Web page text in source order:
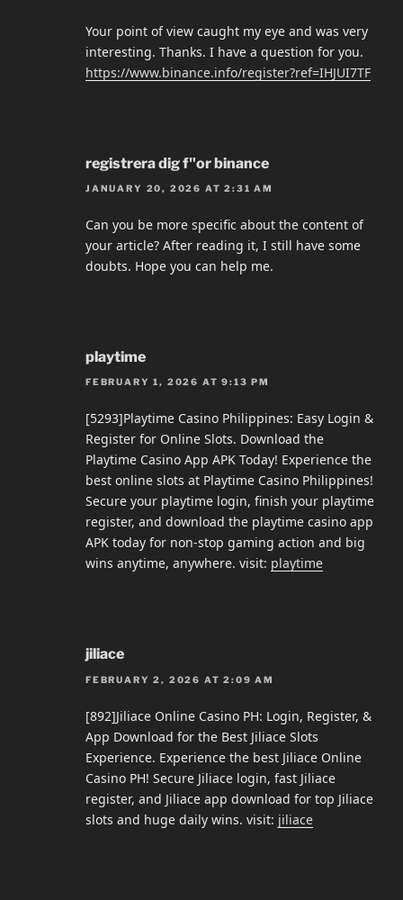
Your point of view caught my eye and was very
interesting. Thanks. I have a question for you.
https://www.binance.info/register?ref=IHJUI7TF
registrera dig f"or binance
JANUARY 20, 2026 AT 2:31 AM
Can you be more specific about the content of
your article? After reading it, I still have some
doubts. Hope you can help me.
playtime
FEBRUARY 1, 2026 AT 9:13 PM
[5293]Playtime Casino Philippines: Easy Login &
Register for Online Slots. Download the
Playtime Casino App APK Today! Experience the
best online slots at Playtime Casino Philippines!
Secure your playtime login, finish your playtime
register, and download the playtime casino app
APK today for non-stop gaming action and big
wins anytime, anywhere. visit: playtime
jiliace
FEBRUARY 2, 2026 AT 2:09 AM
[892]Jiliace Online Casino PH: Login, Register, &
App Download for the Best Jiliace Slots
Experience. Experience the best Jiliace Online
Casino PH! Secure Jiliace login, fast Jiliace
register, and Jiliace app download for top Jiliace
slots and huge daily wins. visit: jiliace